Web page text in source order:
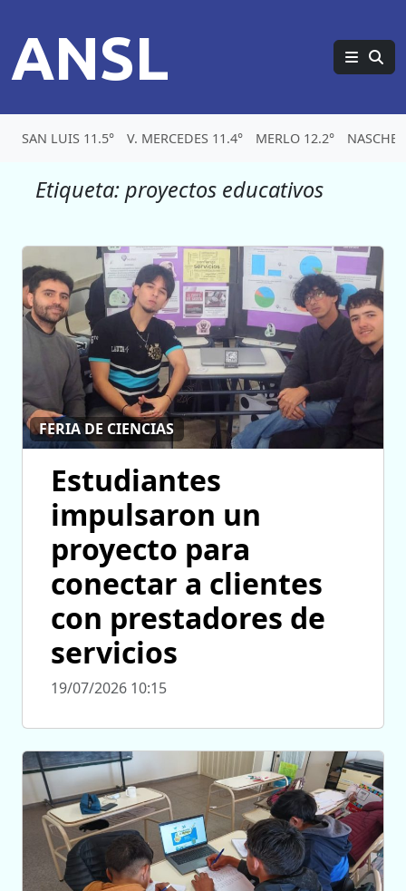
ANSL
SAN LUIS 11.5° V. MERCEDES 11.4° MERLO 12.2°
Etiqueta:proyectos educativos
FERIA DE CIENCIAS
Estudiantes
impulsaron un
proyecto para
conectar a clientes
con prestadores de
servicios
19/07/2026 10:15